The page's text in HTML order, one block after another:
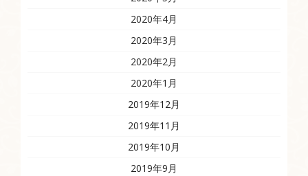
2020年4月
2020年3月
2020年2月
2020年1月
2019年12月
2019年11月
2019年10月
2019年9月